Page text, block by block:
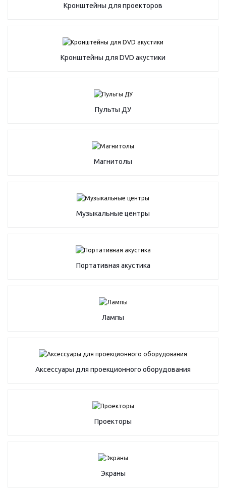
Кронштейны для проекторов
Кронштейны для DVD акустики
Пульты ДУ
Магнитолы
Музыкальные центры
Портативная акустика
Лампы
Аксессуары для проекционного оборудования
Проекторы
Экраны